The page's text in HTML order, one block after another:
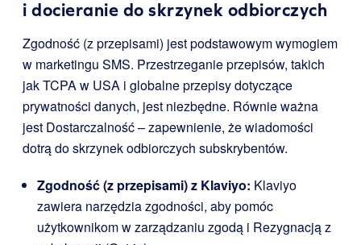
i docieranie do skrzynek odbiorczych
Zgodność (z przepisami) jest podstawowym wymogiem
w marketingu SMS. Przestrzeganie przepisów, takich
jak TCPA w USA i globalne przepisy dotyczące
prywatności danych, jest niezbędne. Równie ważna
jest Dostarczalność – zapewnienie, że wiadomości
dotrą do skrzynek odbiorczych subskrybentów.
Zgodność (z przepisami) z Klaviyo: Klaviyo
zawiera narzędzia zgodności, aby pomóc
użytkownikom w zarządzaniu zgodą i Rezygnacją z